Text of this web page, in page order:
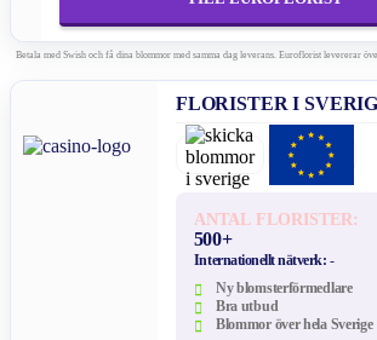
Betala med Swish och få dina blommor med samma dag leverans. Euroflorist levererar
FLORISTER I
ANTAL FLORISTER:
500+
Internationellt nätverk: -
Ny blomsterförmedlare
Bra utbud
Blommor över hela Sverige